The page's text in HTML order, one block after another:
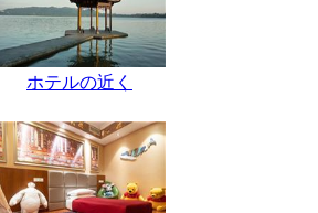
ホテルの近く